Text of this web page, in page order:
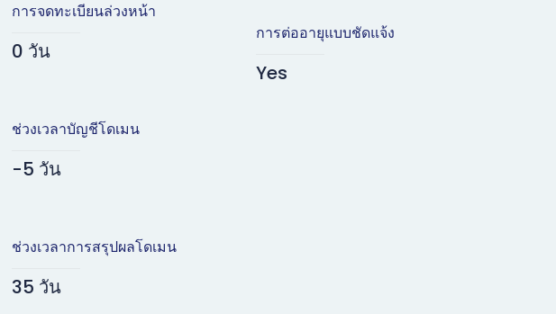
การจดทะเบียนล่วงหน้า
0 วัน
ช่วงเวลาบัญชีโดเมน
-5 วัน
ช่วงเวลาการสรุปผลโดเมน
35 วัน
การต่ออายุแบบชัดแจ้ง
Yes